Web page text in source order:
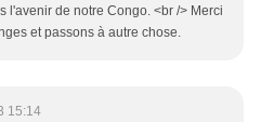
l'avenir de notre Congo. <br /> Merci
et passons à autre chose.
15:14